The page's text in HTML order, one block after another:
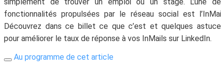
fonctionnalités propulsées par le réseau social est
Découvrez dans ce billet ce que c’est et quelques
pour améliorer le taux de réponse à vos InMails sur LinkedIn.
Au programme de cet article